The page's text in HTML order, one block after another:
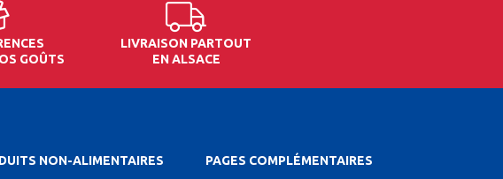
GOÛTS
LIVRAISON PARTOUT
EN ALSACE
NON-ALIMENTAIRES PAGES COMPLÉMENTAIRES